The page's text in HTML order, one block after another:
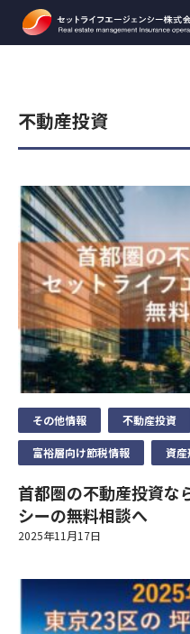
不動産投資
その他情報 不動産投資
富裕層向け節税情報 資産
首都圏の不動産投資な
シーの無料相談へ
2025年11月17日
します。
必要事項をご入力のうえ、
お名前 必須
メールアドレス 必須
個人情報のお取り扱
は、本ウェブサイト上で提
といいます）におけるプライ
のとおりプライバシーポリシ
個人情報の重要性に鑑み、ま
の信頼をより向上させるため
収益不動産保険型運用の
必要事項をご入力のうえ
お届け先情報
お名前 必須
年齢 必須
年収 任意
無料セミナーの時間は
す。
※お客様がご希望の場合は
30分間無料セミナー
に関して迫ることは
きます。
必要事項をご入力のうえ、
お客様の情報
お名前 必須
お名前 必須
年齢 任意
年収 任意
お住まいの都道府県 任意
電話番号 任意
メールアドレス 必須